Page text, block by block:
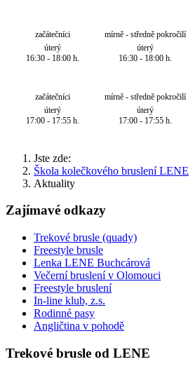
začátečníci mírně - středně pokročilí
úterý
16:30 - 18:00 h.
úterý
16:30 - 18:00 h.
začátečníci mírně - středně pokročilí
úterý
17:00 - 17:55 h.
úterý
17:00 - 17:55 h.
Jste zde:
Škola kolečkového bruslení LENE
Aktuality
Zajímavé odkazy
Trekové brusle (quady)
Freestyle brusle
Lenka LENE Buchcárová
Večerní bruslení v Olomouci
Freestyle bruslení
In-line klub, z.s.
Rodinné pasy
Angličtina v pohodě
Trekové brusle od LENE